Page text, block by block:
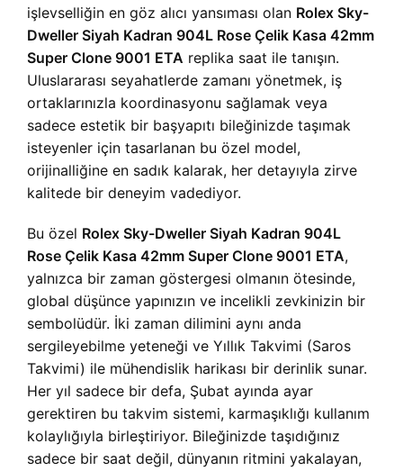
işlevselliğin en göz alıcı yansıması olan Rolex Sky-
Dweller Siyah Kadran 904L Rose Çelik Kasa 42mm
Super Clone 9001 ETA replika saat ile tanışın.
Uluslararası seyahatlerde zamanı yönetmek, iş
ortaklarınızla koordinasyonu sağlamak veya
sadece estetik bir başyapıtı bileğinizde taşımak
isteyenler için tasarlanan bu özel model,
orijinalliğine en sadık kalarak, her detayıyla zirve
kalitede bir deneyim vadediyor.
Bu özel Rolex Sky-Dweller Siyah Kadran 904L
Rose Çelik Kasa 42mm Super Clone 9001 ETA,
yalnızca bir zaman göstergesi olmanın ötesinde,
global düşünce yapınızın ve incelikli zevkinizin bir
sembolüdür. İki zaman dilimini aynı anda
sergileyebilme yeteneği ve Yıllık Takvimi (Saros
Takvimi) ile mühendislik harikası bir derinlik sunar.
Her yıl sadece bir defa, Şubat ayında ayar
gerektiren bu takvim sistemi, karmaşıklığı kullanım
kolaylığıyla birleştiriyor. Bileğinizde taşıdığınız
sadece bir saat değil, dünyanın ritmini yakalayan,